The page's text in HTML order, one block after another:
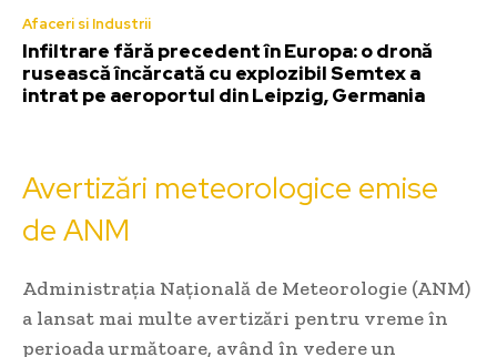
Afaceri si Industrii
Infiltrare fără precedent în Europa: o dronă
rusească încărcată cu explozibil Semtex a
intrat pe aeroportul din Leipzig, Germania
Avertizări meteorologice emise
de ANM
Administrația Națională de Meteorologie (ANM)
a lansat mai multe avertizări pentru vreme în
perioada următoare, având în vedere un